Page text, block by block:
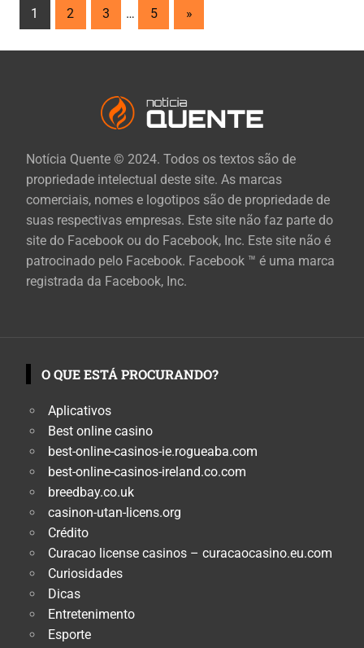
Paginação
de
1 2 3 … 5
Next
Posts
»
Notícia Quente © 2024. Todos os textos são de
propriedade intelectual deste site. As marcas
comerciais, nomes e logotipos são de propriedade de
suas respectivas empresas. Este site não faz parte do
site do Facebook ou do Facebook, Inc. Este site não é
patrocinado pelo Facebook. Facebook ™ é uma marca
registrada da Facebook, Inc.
O QUE ESTÁ PROCURANDO?
Aplicativos
Best online casino
best-online-casinos-ie.rogueaba.com
best-online-casinos-ireland.co.com
breedbay.co.uk
casinon-utan-licens.org
Crédito
Curacao license casinos – curacaocasino.eu.com
Curiosidades
Dicas
Entretenimento
Esporte